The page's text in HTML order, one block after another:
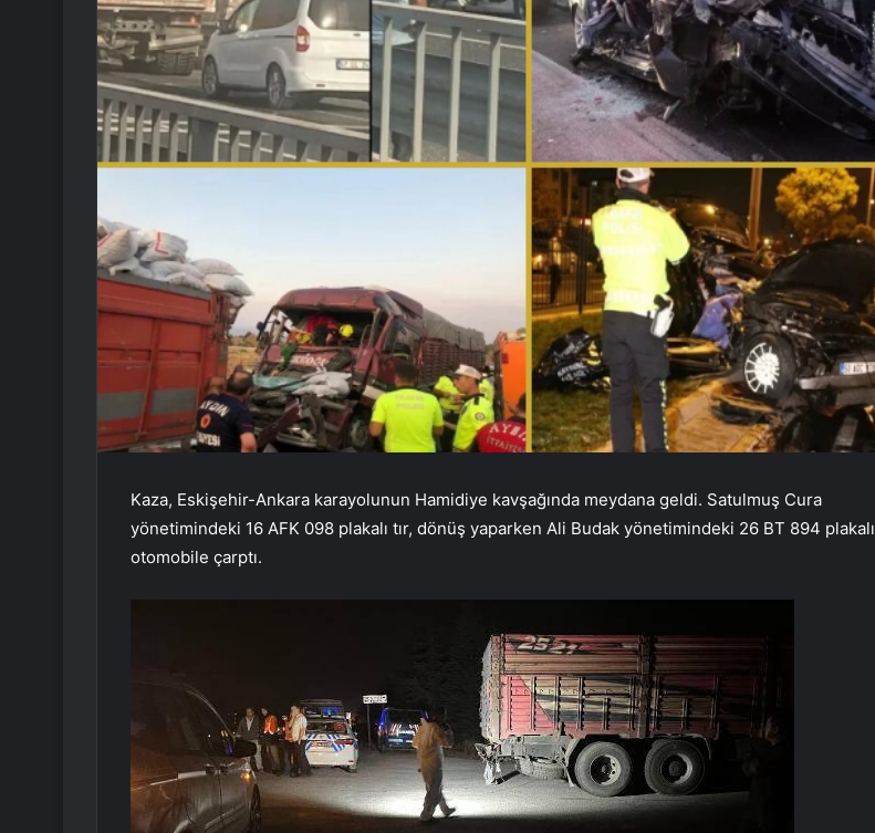
Kaza, Eskişehir-Ankara karayolunun Hamidiye kavşağında meydana geldi. Satulmuş Cura
yönetimindeki 16 AFK 098 plakalı tır, dönüş yaparken Ali Budak yönetimindeki 26 BT 894 plakalı
otomobile çarptı.